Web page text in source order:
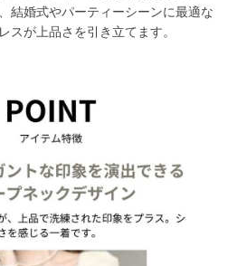
結婚式やパーティーシーンに最適な
スが上品さを引き立てます。